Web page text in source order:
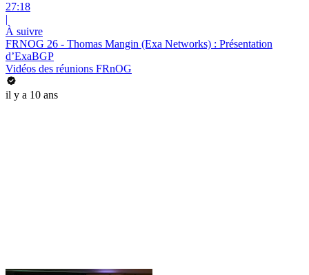
27:18
|
À suivre
FRNOG 26 - Thomas Mangin (Exa Networks) : Présentation
d’ExaBGP
Vidéos des réunions FRnOG
il y a 10 ans